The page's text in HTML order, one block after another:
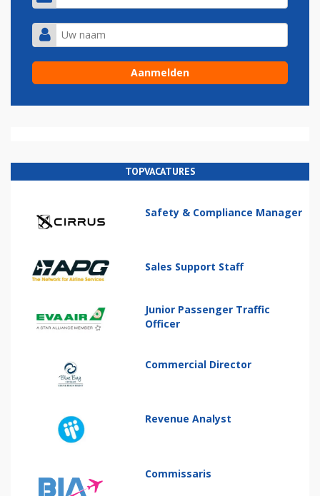
TOPVACATURES
Safety & Compliance Manager
Sales Support Staff
Junior Passenger Traffic
Officer
Commercial Director
Revenue Analyst
Commissaris